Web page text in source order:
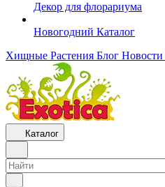
Декор для флорариума
Новогодний Каталог
Хищные Растения Блог Новости
Каталог